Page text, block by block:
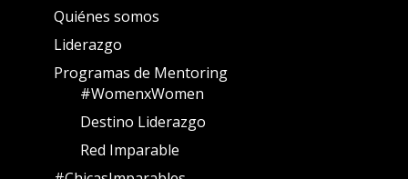
Quiénes somos
Liderazgo
Programas de Mentoring
#WomenxWomen
Destino Liderazgo
Red Imparable